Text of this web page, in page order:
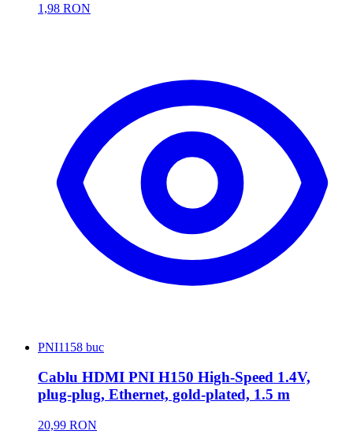
1,98 RON
PNI1158 buc
Cablu HDMI PNI H150 High-Speed 1.4V,
plug-plug, Ethernet, gold-plated, 1.5 m
20,99 RON